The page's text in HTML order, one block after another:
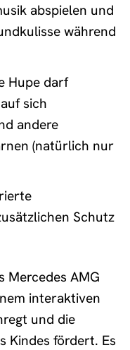
abspielen und
während
Hupe darf
sich
andere
(natürlich nur
Schutz
Mercedes AMG
interaktiven
und die
Kindes fördert. Es